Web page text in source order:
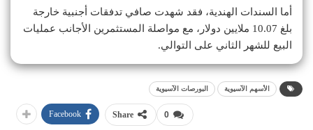
أما السندات الهندية، فقد شهدت صافي تدفقات أجنبية خارجة
بلغ 10.07 ملايين دولار، مع مواصلة المستثمرين الأجانب عمليات
البيع للشهر الثاني على التوالي.
الأسهم الآسيوية البورصات الآسيوية
0
Share
Facebook